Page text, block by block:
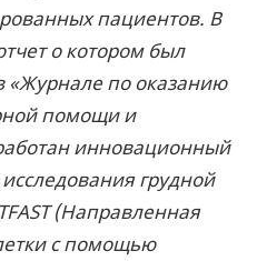
пациентов. В
о котором был
«Журнале по оказанию
помощи и
инновационный
грудной
(Направленная
с помощью